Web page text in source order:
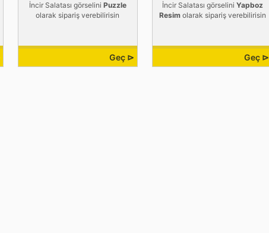
İncir Salatası görselini Puzzle
olarak sipariş verebilirisin
Geç ⊳
İncir Salatası görselini Yapboz
Resimolarak sipariş verebilirisin
Geç ⊳